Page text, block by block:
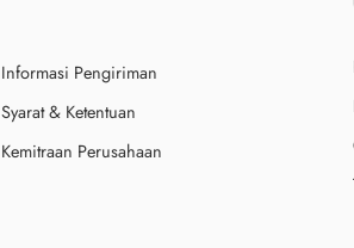
Informasi Pengiriman
Syarat & Ketentuan
Kemitraan Perusahaan